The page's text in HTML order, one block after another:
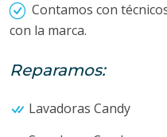
Contamos con
con la marca.
Reparamos:
Lavadoras Candy